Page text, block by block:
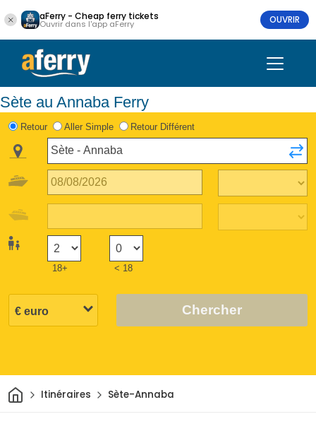
aFerry - Cheap ferry tickets
Ouvrir dans l'app aFerry OUVRIR
Sète au Annaba Ferry
Retour Aller Simple Retour Différent
18+ < 18
Chercher
Maison
Itinéraires Sète-Annaba